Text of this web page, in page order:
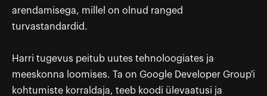
arendamisega, millel on olnud ranged
turvastandardid.
Harri tugevus peitub uutes tehnoloogiates ja
meeskonna loomises. Ta on Google Developer Group'i
kohtumiste korraldaja, teeb koodi ülevaatusi ja